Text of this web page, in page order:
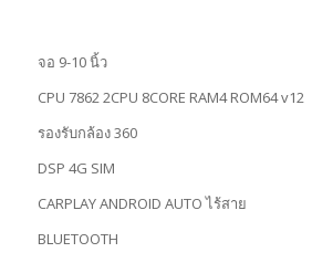
จอ 9-10 นิ้ว
CPU 7862 2CPU 8CORE RAM4 ROM64 v12
รองรับกล้อง 360
DSP 4G SIM
CARPLAY ANDROID AUTO ไร้สาย
BLUETOOTH